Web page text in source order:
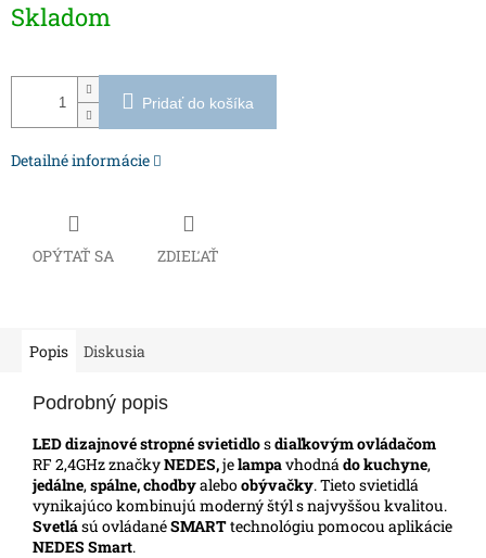
cena:
Skladom
Pridať do košíka
Detailné informácie
OPÝTAŤ SA ZDIEĽAŤ
Popis Diskusia
Podrobný popis
LED dizajnové stropné svietidlosdiaľkovým ovládačom
RF 2,4GHz značkyNEDES,jelampavhodnádo kuchyne,
jedálne,spálne, chodbyaleboobývačky. Tieto svietidlá
vynikajúco kombinujú moderný štýl s najvyššou kvalitou.
Svetlású ovládanéSMARTtechnológiu pomocou aplikácie
NEDES Smart.